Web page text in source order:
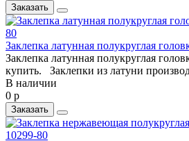
Заказать
Заклепка латунная полукруглая
Заклепка латунная полукруглая
купить. Заклепки из латуни
В наличии
0 р
Заказать